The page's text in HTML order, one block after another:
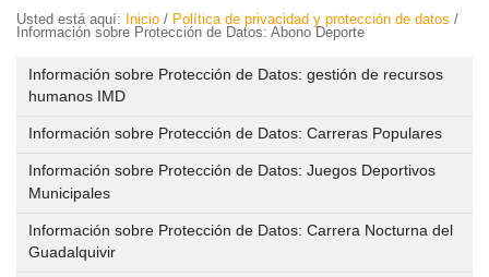
EL IMD
Volver
El
IMD
Quienes
Somos
Estatutos
de
PROGRAMAS DEPORTIVOS
Deportivos
INFORMACIÓN IMD
Volver
Información
Usted está aquí: Inicio / Política de privacidad y protección de datos /
Información sobre Protección de Datos: Abono Deporte
Información sobre Protección de Datos: gestión de recursos
humanos IMD
Información sobre Protección de Datos: Carreras Populares
Información sobre Protección de Datos: Juegos Deportivos
Municipales
Información sobre Protección de Datos: Carrera Nocturna del
Guadalquivir